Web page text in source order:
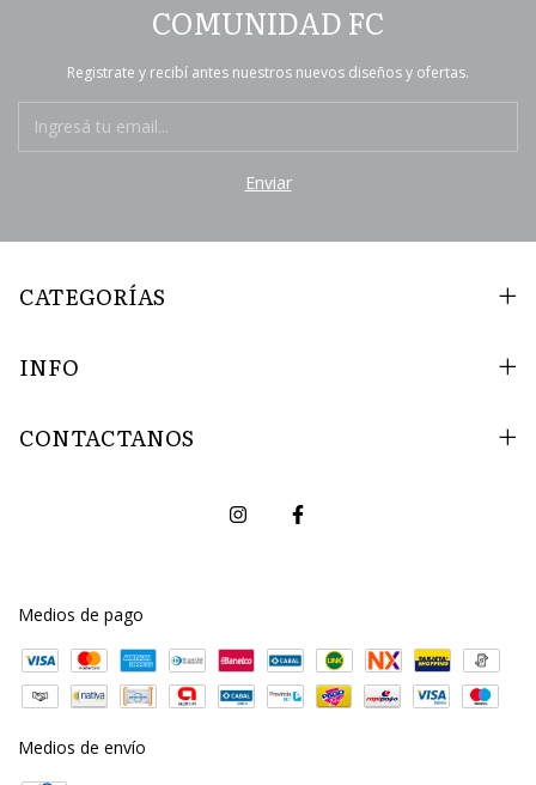
COMUNIDAD FC
Registrate y recibí antes nuestros nuevos diseños y ofertas.
CATEGORÍAS
INFO
CONTACTANOS
Medios de pago
Medios de envío